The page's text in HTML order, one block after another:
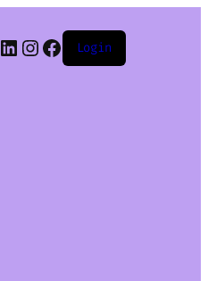
LinkedIn
Instagram
Facebook
Login